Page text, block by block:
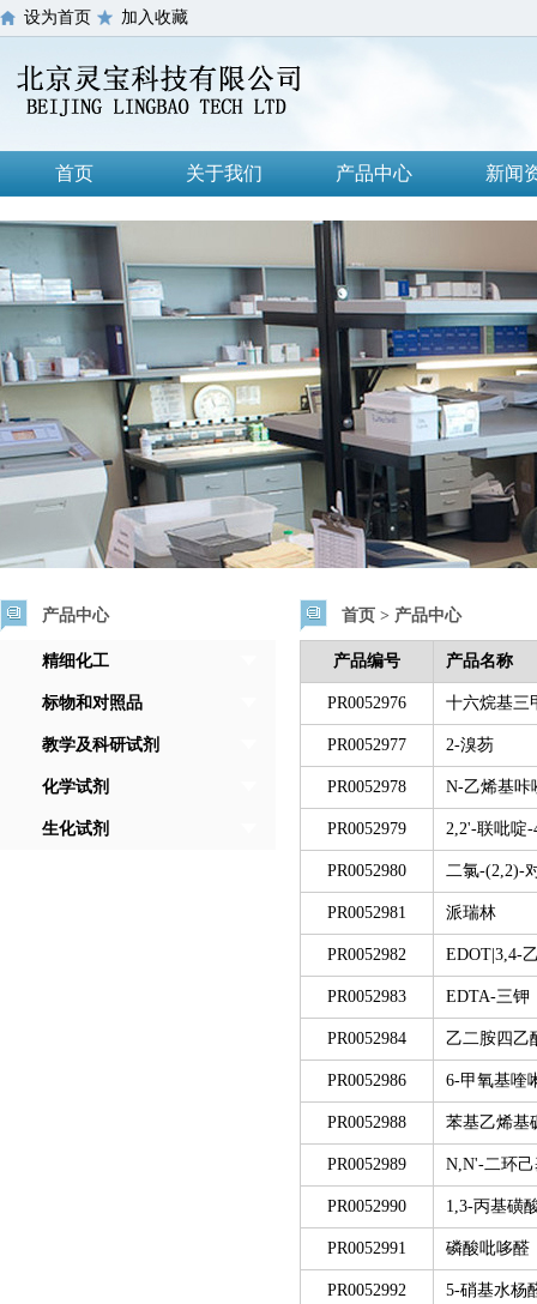
设为首页 加入收藏
首页 关于我们 产品中心 新闻
产品中心
精细化工
标物和对照品
教学及科研试剂
化学试剂
生化试剂
首页 > 产品中心
产品编号 产品名称
PR0052976 十六烷基三
PR0052977 2-溴芴
PR0052978 N-乙烯基咔
PR0052979 2,2'-联吡啶
PR0052980 二氯-(2,2)-
PR0052981 派瑞林
PR0052982 EDOT|3,4-
PR0052983 EDTA-三钾
PR0052984 乙二胺四乙
PR0052986 6-甲氧基喹
PR0052988 苯基乙烯基
PR0052989 N,N'-二环
PR0052990 1,3-丙基磺
PR0052991 磷酸吡哆醛
PR0052992 5-硝基水杨